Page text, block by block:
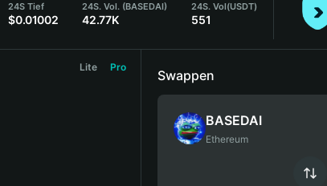
24S Tief
$0.01002
24S. Vol. (BASEDAI)
42.77K
24S. Vol(USDT)
551
Lite Pro
Swappen
BASEDAI
Ethereum